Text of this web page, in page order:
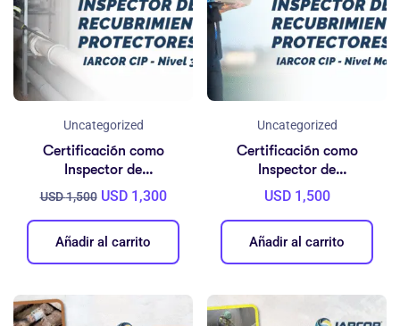
Uncategorized
Certificación como
Inspector de
Recubrimientos
Protectores – IARCOR
CIP Nivel 3
USD1,500 USD 1,300
Añadir al carrito
Uncategorized
Certificación como
Inspector de
Recubrimientos
Protectores – IARCOR
CIP Nivel Master
USD 1,500
Añadir al carrito